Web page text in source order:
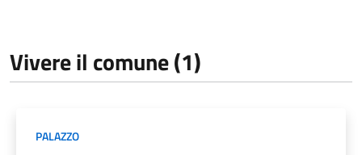
Vivere il comune (1)
PALAZZO